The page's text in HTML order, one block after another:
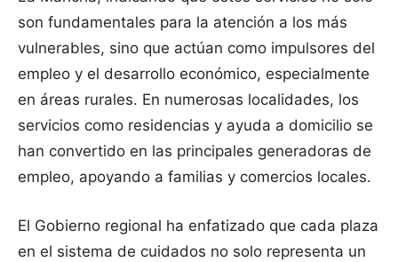
son fundamentales para la atención a los más
vulnerables, sino que actúan como impulsores del
empleo y el desarrollo económico, especialmente
en áreas rurales. En numerosas localidades, los
servicios como residencias y ayuda a domicilio se
han convertido en las principales generadoras de
empleo, apoyando a familias y comercios locales.
El Gobierno regional ha enfatizado que cada plaza
en el sistema de cuidados no solo representa un